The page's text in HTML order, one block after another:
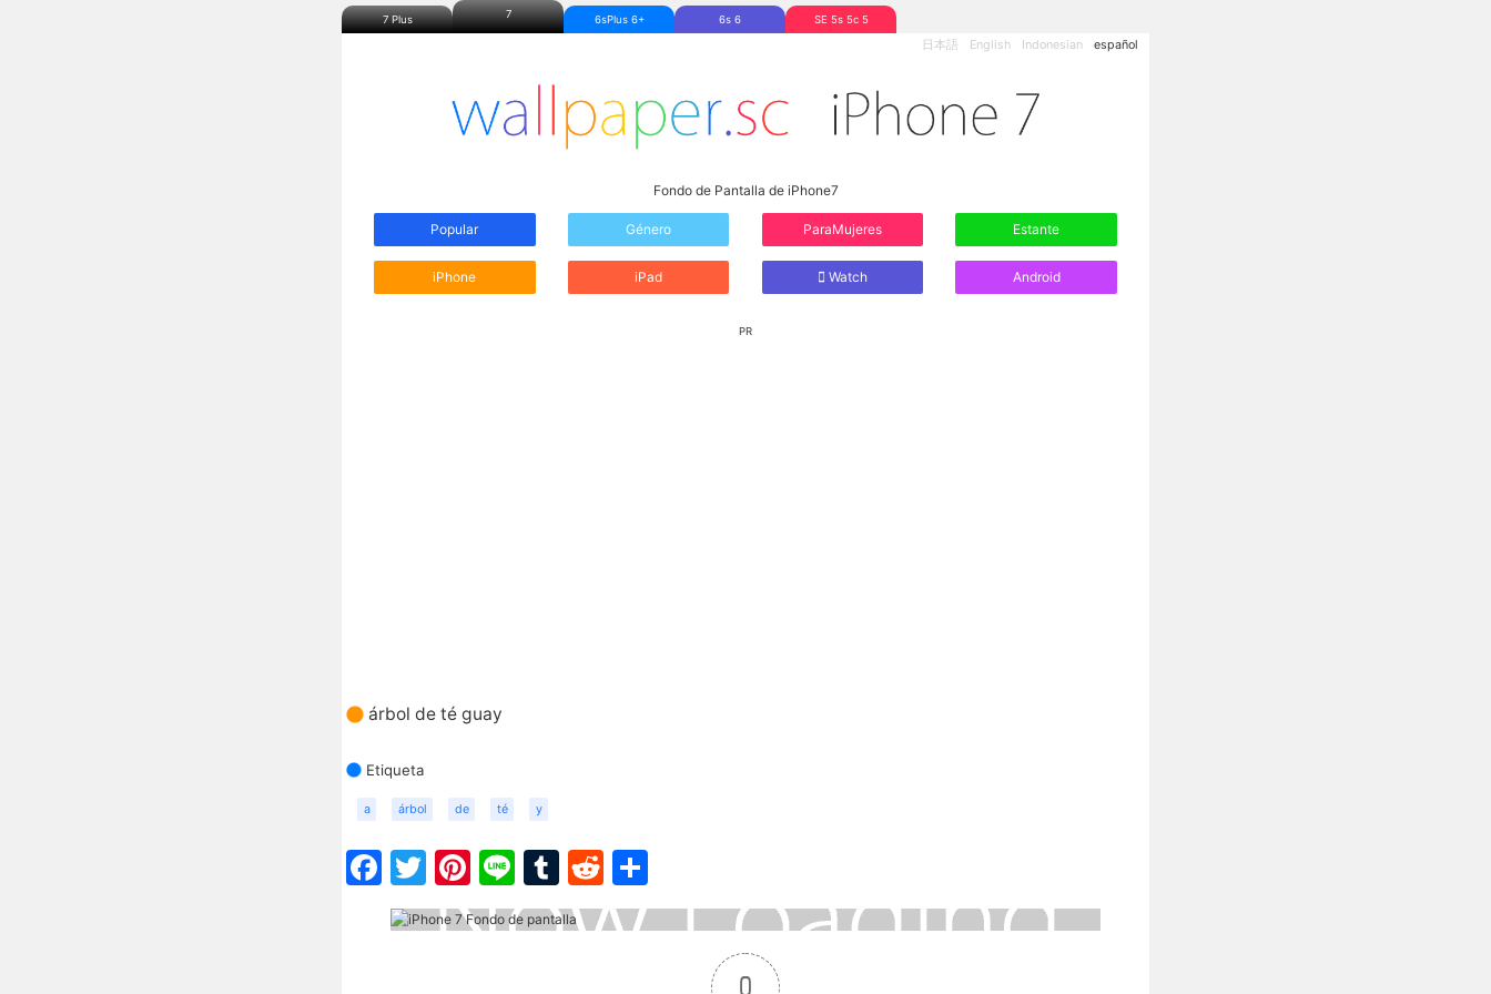
7 Plus 7 6sPlus 6+ 6s 6 SE 5s 5c 5
日本語 English Indonesian español
Fondo de Pantalla de iPhone7
Popular Género ParaMujeres Estante
iPhone iPad Watch Android
PR
árbol de té guay
Etiqueta
a árbol de té y
Facebook
Twitter
Pinterest
LineTumblr
Reddit
0